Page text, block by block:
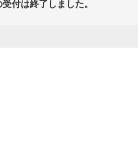
付は終了しました。